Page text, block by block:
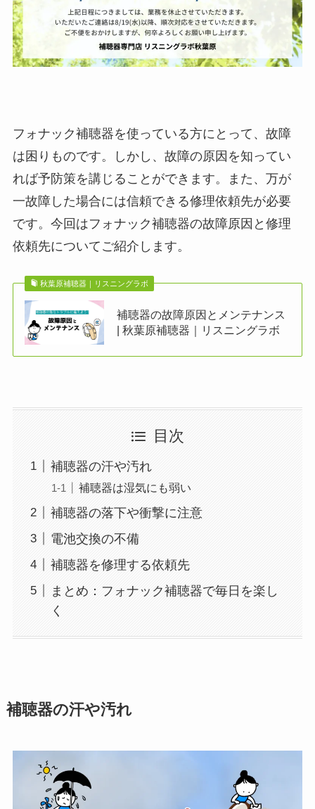
フォナック補聴器を使っている方にとって、故障
は困りものです。しかし、故障の原因を知ってい
れば予防策を講じることができます。また、万が
一故障した場合には信頼できる修理依頼先が必要
です。今回はフォナック補聴器の故障原因と修理
依頼先についてご紹介します。
秋葉原補聴器｜リスニングラボ
補聴器の故障原因とメンテナンス
| 秋葉原補聴器｜リスニングラボ
目次
補聴器の汗や汚れ
補聴器は湿気にも弱い
補聴器の落下や衝撃に注意
電池交換の不備
補聴器を修理する依頼先
まとめ：フォナック補聴器で毎日を楽し
く
補聴器の汗や汚れ